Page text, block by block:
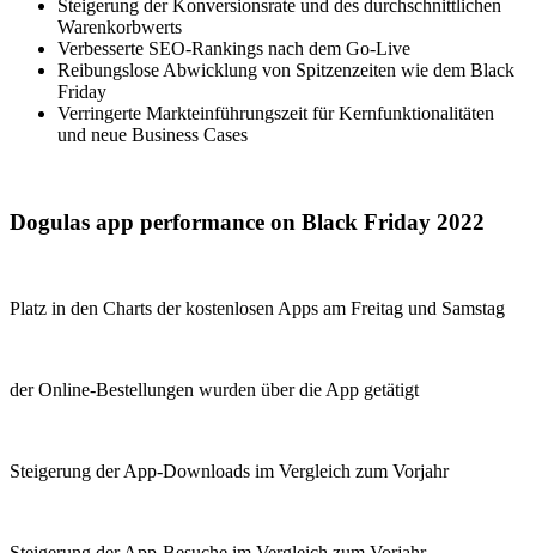
Steigerung der Konversionsrate und des durchschnittlichen
Warenkorbwerts
Verbesserte SEO-Rankings nach dem Go-Live
Reibungslose Abwicklung von Spitzenzeiten wie dem Black
Friday
Verringerte Markteinführungszeit für Kernfunktionalitäten
und neue Business Cases
Dogulas app performance on Black Friday 2022
Platz in den Charts der kostenlosen Apps am Freitag und Samstag
der Online-Bestellungen wurden über die App getätigt
Steigerung der App-Downloads im Vergleich zum Vorjahr